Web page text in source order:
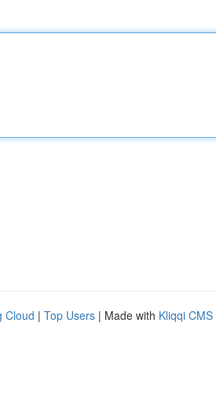
Cloud | Top Users | Made with Kliqqi CMS